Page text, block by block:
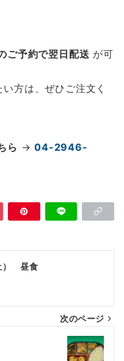
ご予約で翌日配送 が可
方は、ぜひご注文く
ら →04-2946-
） 昼食
次のページ